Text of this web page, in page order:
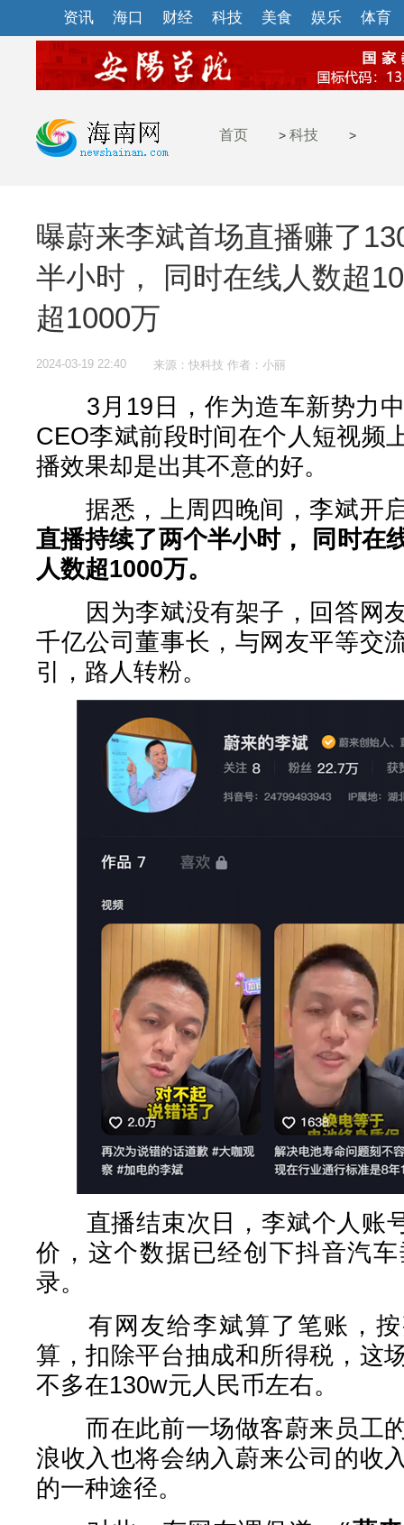
资讯 海口 财经 科技 美食 娱乐 体育
首页 > 科技 >
曝蔚来李斌首场直播赚了
半小时， 同时在线人数超
超1000万
2024-03-19 22:40 来源：快科技 作者：小丽
3月19日，作为造车新势力中
CEO李斌前段时间在个人短视频
播效果却是出其不意的好。
据悉，上周四晚间，李斌开
直播持续了两个半小时， 同时在
人数超1000万。
因为李斌没有架子，回答网
千亿公司董事长，与网友平等交
引，路人转粉。
直播结束次日，李斌个人账
价，这个数据已经创下抖音汽
录。
有网友给李斌算了笔账，按
算，扣除平台抽成和所得税，这
不多在130w元人民币左右。
而在此前一场做客蔚来员工
浪收入也将会纳入蔚来公司的收
的一种途径。